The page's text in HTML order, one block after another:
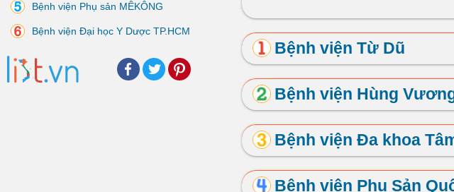
Bệnh viện Phụ sản MÊKÔNG
Bệnh viện Đại học Y Dược TP.HCM
Facebook
TwitterPinterest
Bệnh viện Từ Dũ
Bệnh viện Hùng
Bệnh viện Đa khoa
Bệnh viện Phụ Sản